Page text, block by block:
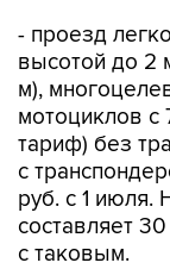
- проезд
высотой до 2
м),
мотоциклов с
тариф) без
с
руб. с 1 июля.
составляет
с таковым.